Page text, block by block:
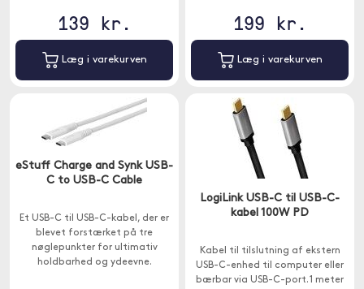
139 kr.
Læg i varekurven
199 kr.
Læg i varekurven
eStuff Charge and Synk USB-
C to USB-C Cable
Et USB-C til USB-C-kabel, der er
blevet forstærket på tre
nøglepunkter for ultimativ
holdbarhed og ydeevne.
LogiLink USB-C til USB-C-
kabel 100W PD
Kabel til tilslutning af ekstern
USB-C-enhed til computer eller
bærbar via USB-C-port. 1 meter